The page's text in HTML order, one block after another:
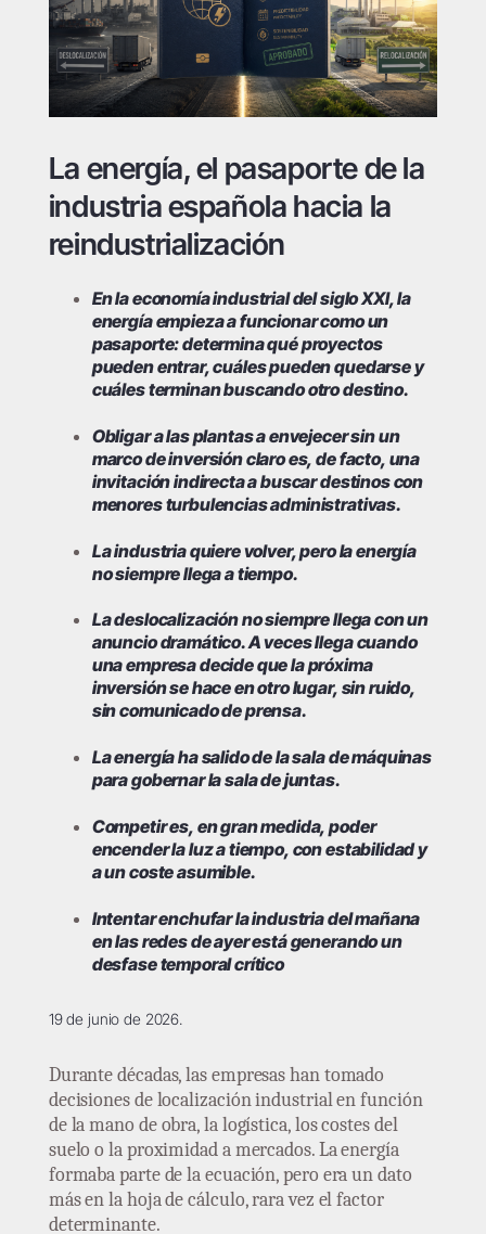
La energía, el pasaporte de la
industria española hacia la
reindustrialización
En la economía industrial del siglo XXI, la
energía empieza a funcionar como un
pasaporte: determina qué proyectos
pueden entrar, cuáles pueden quedarse y
cuáles terminan buscando otro destino.
Obligar a las plantas a envejecer sin un
marco de inversión claro es, de facto, una
invitación indirecta a buscar destinos con
menores turbulencias administrativas.
La industria quiere volver, pero la energía
no siempre llega a tiempo.
La deslocalización no siempre llega con un
anuncio dramático. A veces llega cuando
una empresa decide que la próxima
inversión se hace en otro lugar, sin ruido,
sin comunicado de prensa.
La energía ha salido de la sala de máquinas
para gobernar la sala de juntas.
Competir es, en gran medida, poder
encender la luz a tiempo, con estabilidad y
a un coste asumible.
Intentar enchufar la industria del mañana
en las redes de ayer está generando un
desfase temporal crítico
19 de junio de 2026.
Durante décadas, las empresas han tomado
decisiones de localización industrial en función
de la mano de obra, la logística, los costes del
suelo o la proximidad a mercados. La energía
formaba parte de la ecuación, pero era un dato
más en la hoja de cálculo, rara vez el factor
determinante.